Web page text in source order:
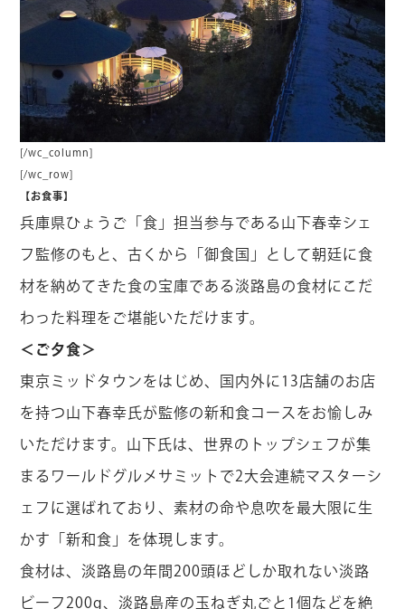
[/wc_column]
[/wc_row]
【お食事】
兵庫県ひょうご「食」担当参与である山下春幸シェ
フ監修のもと、古くから「御食国」として朝廷に食
材を納めてきた食の宝庫である淡路島の食材にこだ
わった料理をご堪能いただけます。
＜ご夕食＞
東京ミッドタウンをはじめ、国内外に13店舗のお店
を持つ山下春幸氏が監修の新和食コースをお愉しみ
いただけます。山下氏は、世界のトップシェフが集
まるワールドグルメサミットで2大会連続マスターシ
ェフに選ばれており、素材の命や息吹を最大限に生
かす「新和食」を体現します。
食材は、淡路島の年間200頭ほどしか取れない淡路
ビーフ200g、淡路島産の玉ねぎ丸ごと1個などを絶